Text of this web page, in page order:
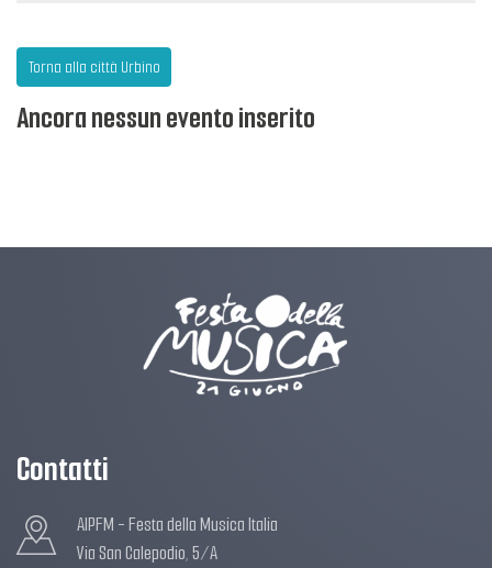
Torna alla città Urbino
Ancora nessun evento inserito
Contatti
AIPFM - Festa della Musica Italia
Via San Calepodio, 5/A